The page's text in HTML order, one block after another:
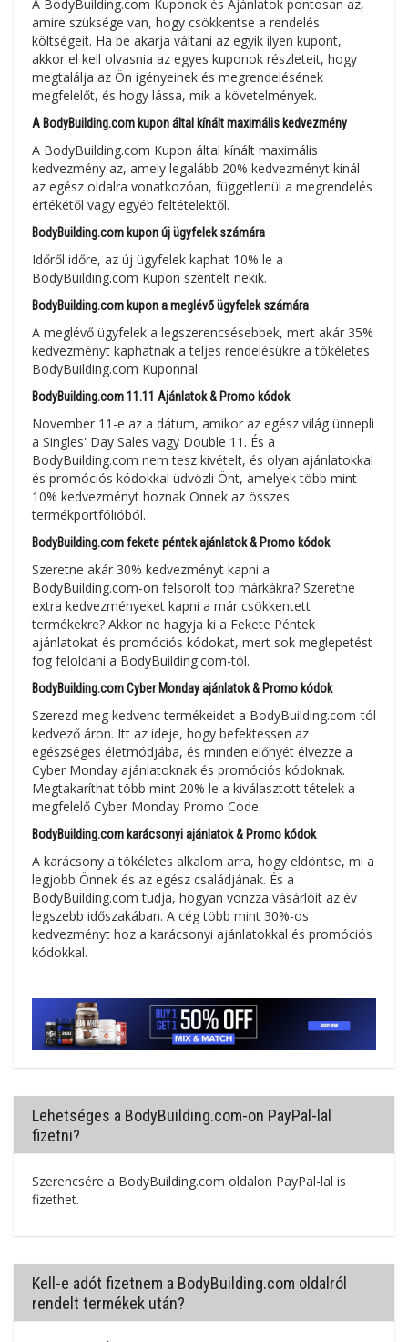
A BodyBuilding.com Kuponok és Ajánlatok pontosan az,
amire szüksége van, hogy csökkentse a rendelés
költségeit. Ha be akarja váltani az egyik ilyen kupont,
akkor el kell olvasnia az egyes kuponok részleteit, hogy
megtalálja az Ön igényeinek és megrendelésének
megfelelőt, és hogy lássa, mik a követelmények.
A BodyBuilding.com kupon által kínált maximális kedvezmény
A BodyBuilding.com Kupon által kínált maximális
kedvezmény az, amely legalább 20% kedvezményt kínál
az egész oldalra vonatkozóan, függetlenül a megrendelés
értékétől vagy egyéb feltételektől.
BodyBuilding.com kupon új ügyfelek számára
Időről időre, az új ügyfelek kaphat 10% le a
BodyBuilding.com Kupon szentelt nekik.
BodyBuilding.com kupon a meglévő ügyfelek számára
A meglévő ügyfelek a legszerencsésebbek, mert akár 35%
kedvezményt kaphatnak a teljes rendelésükre a tökéletes
BodyBuilding.com Kuponnal.
BodyBuilding.com 11.11 Ajánlatok & Promo kódok
November 11-e az a dátum, amikor az egész világ ünnepli
a Singles' Day Sales vagy Double 11. És a
BodyBuilding.com nem tesz kivételt, és olyan ajánlatokkal
és promóciós kódokkal üdvözli Önt, amelyek több mint
10% kedvezményt hoznak Önnek az összes
termékportfólióból.
BodyBuilding.com fekete péntek ajánlatok & Promo kódok
Szeretne akár 30% kedvezményt kapni a
BodyBuilding.com-on felsorolt top márkákra? Szeretne
extra kedvezményeket kapni a már csökkentett
termékekre? Akkor ne hagyja ki a Fekete Péntek
ajánlatokat és promóciós kódokat, mert sok meglepetést
fog feloldani a BodyBuilding.com-tól.
BodyBuilding.com Cyber Monday ajánlatok & Promo kódok
Szerezd meg kedvenc termékeidet a BodyBuilding.com-tól
kedvező áron. Itt az ideje, hogy befektessen az
egészséges életmódjába, és minden előnyét élvezze a
Cyber Monday ajánlatoknak és promóciós kódoknak.
Megtakaríthat több mint 20% le a kiválasztott tételek a
megfelelő Cyber Monday Promo Code.
BodyBuilding.com karácsonyi ajánlatok & Promo kódok
A karácsony a tökéletes alkalom arra, hogy eldöntse, mi a
legjobb Önnek és az egész családjának. És a
BodyBuilding.com tudja, hogyan vonzza vásárlóit az év
legszebb időszakában. A cég több mint 30%-os
kedvezményt hoz a karácsonyi ajánlatokkal és promóciós
kódokkal.
Lehetséges a BodyBuilding.com-on PayPal-lal
fizetni?
Szerencsére a BodyBuilding.com oldalon PayPal-lal is
fizethet.
Kell-e adót fizetnem a BodyBuilding.com oldalról
rendelt termékek után?